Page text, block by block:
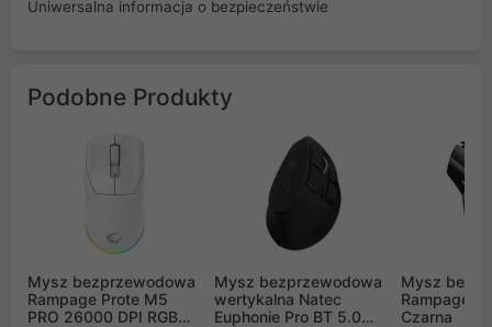
Uniwersalna informacja o bezpieczeństwie
Podobne Produkty
Mysz bezprzewodowa
Rampage Prote M5
PRO 26000 DPI RGB
Mysz bezprzewodowa
wertykalna Natec
Euphonie Pro BT 5.0
Mysz
Rampage
Czarna